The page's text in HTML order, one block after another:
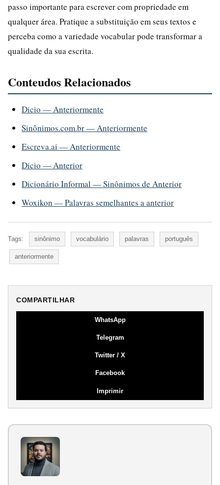
passo importante para escrever com propriedade em
qualquer área. Pratique a substituição em seus textos e
perceba como a variedade vocabular pode transformar a
qualidade da sua escrita.
Conteudos Relacionados
Dicio — Anteriormente
Sinônimos.com.br — Anteriormente
Escreva.ai — Anteriormente
Dicio — Anterior
Dicionário Informal — Sinônimos de Anterior
Woxikon — Palavras semelhantes a anterior
Tags: sinônimo vocabulário palavras português
anteriormente
COMPARTILHAR
WhatsApp
Telegram
Twitter / X
Facebook
Imprimir